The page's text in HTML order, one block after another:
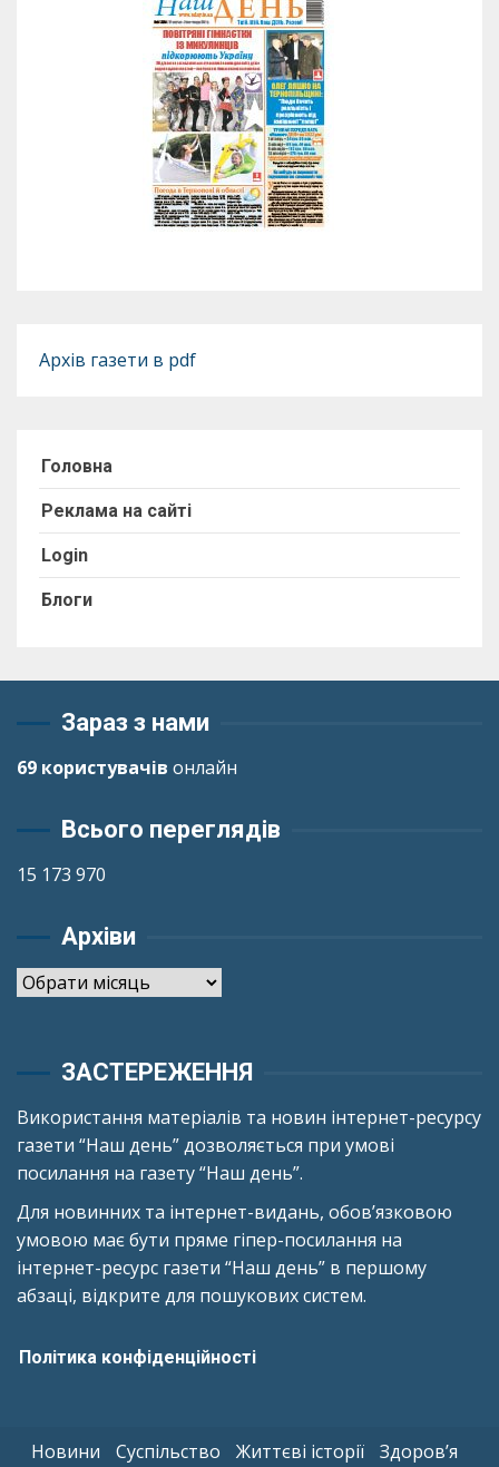
Архів газети в pdf
Головна
Реклама на сайті
Login
Блоги
Зараз з нами
69 користувачів онлайн
Всього переглядів
15 173 970
Архіви
Архіви
ЗАСТЕРЕЖЕННЯ
Використання матеріалів та новин інтернет-ресурсу
газети “Наш день” дозволяється при умові
посилання на газету “Наш день”.
Для новинних та інтернет-видань, обов’язковою
умовою має бути пряме гіпер-посилання на
інтернет-ресурс газети “Наш день” в першому
абзаці, відкрите для пошукових систем.
Політика конфіденційності
Новини Суспільство Життєві історії Здоров’я